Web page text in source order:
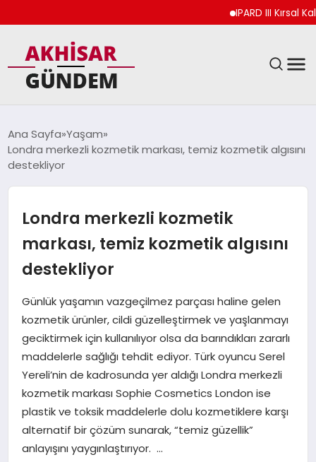
IPARD III Kırsal
DÜNYA
TEKNOLOJI
YAŞAM
Ana Sayfa Yaşam
Londra merkezli kozmetik markası, temiz kozmetik algısını
destekliyor
Londra merkezli kozmetik
markası, temiz kozmetik algısını
destekliyor
Günlük yaşamın vazgeçilmez parçası haline gelen
kozmetik ürünler, cildi güzelleştirmek ve yaşlanmayı
geciktirmek için kullanılıyor olsa da barındıkları zararlı
maddelerle sağlığı tehdit ediyor. Türk oyuncu Serel
Yereli’nin de kadrosunda yer aldığı Londra merkezli
kozmetik markası Sophie Cosmetics London ise
plastik ve toksik maddelerle dolu kozmetiklere karşı
alternatif bir çözüm sunarak, “temiz güzellik”
anlayışını yaygınlaştırıyor. …